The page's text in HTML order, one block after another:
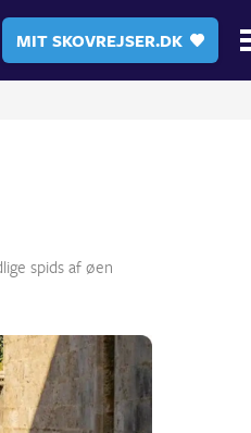
MIT SKOVREJSER.DK
spids af øen